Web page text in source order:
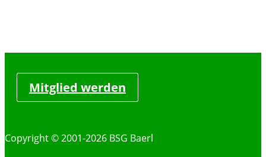
Mitglied werden
Copyright © 2001-2026 BSG Baerl